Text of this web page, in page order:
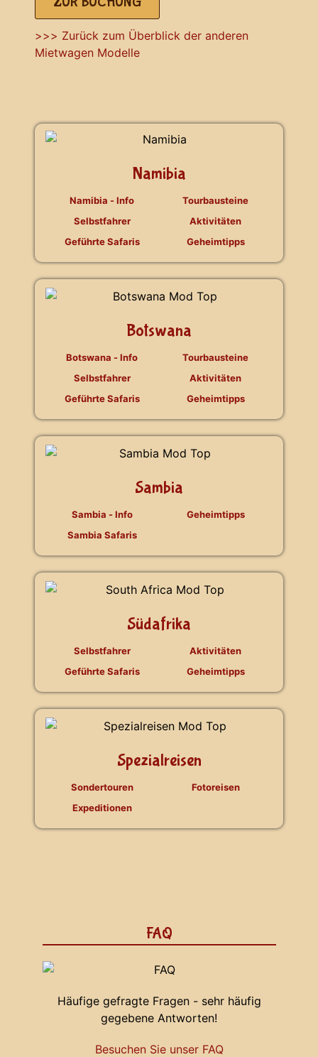
>>> Zurück zum Überblick der anderen
Mietwagen Modelle
Namibia
Namibia - Info
Selbstfahrer
Geführte Safaris
Tourbausteine
Aktivitäten
Geheimtipps
Botswana
Botswana - Info
Selbstfahrer
Geführte Safaris
Tourbausteine
Aktivitäten
Geheimtipps
Sambia
Sambia - Info
Sambia Safaris
Geheimtipps
Südafrika
Selbstfahrer
Geführte Safaris
Aktivitäten
Geheimtipps
Spezialreisen
Sondertouren
Expeditionen
Fotoreisen
FAQ
Häufige gefragte Fragen - sehr häufig
gegebene Antworten!
Besuchen Sie unser FAQ